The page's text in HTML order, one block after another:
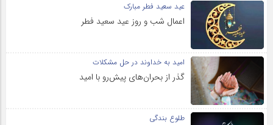
عید سعید فطر مبارک
اعمال شب و روز عید سعید فطر
امید به خداوند در حل مشکلات
گذر از بحران‌های پیش‌رو با امید
طلوع بندگی